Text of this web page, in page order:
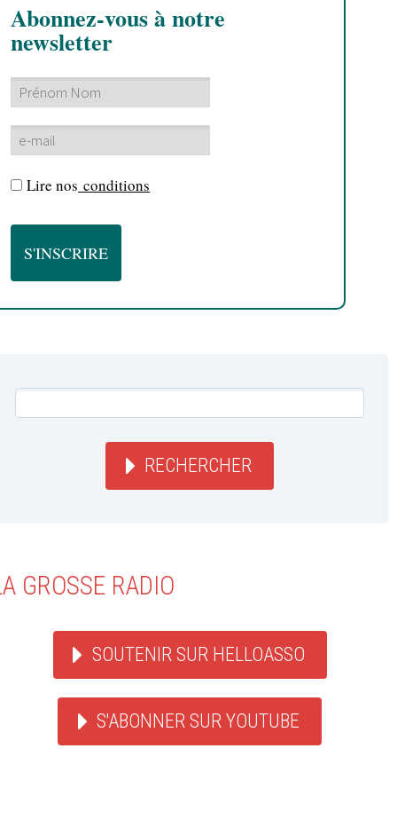
Abonnez-vous à notre
newsletter
Lire nos conditions
RECHERCHER
GROSSE RADIO
SOUTENIR SUR HELLOASSO
S'ABONNER SUR YOUTUBE